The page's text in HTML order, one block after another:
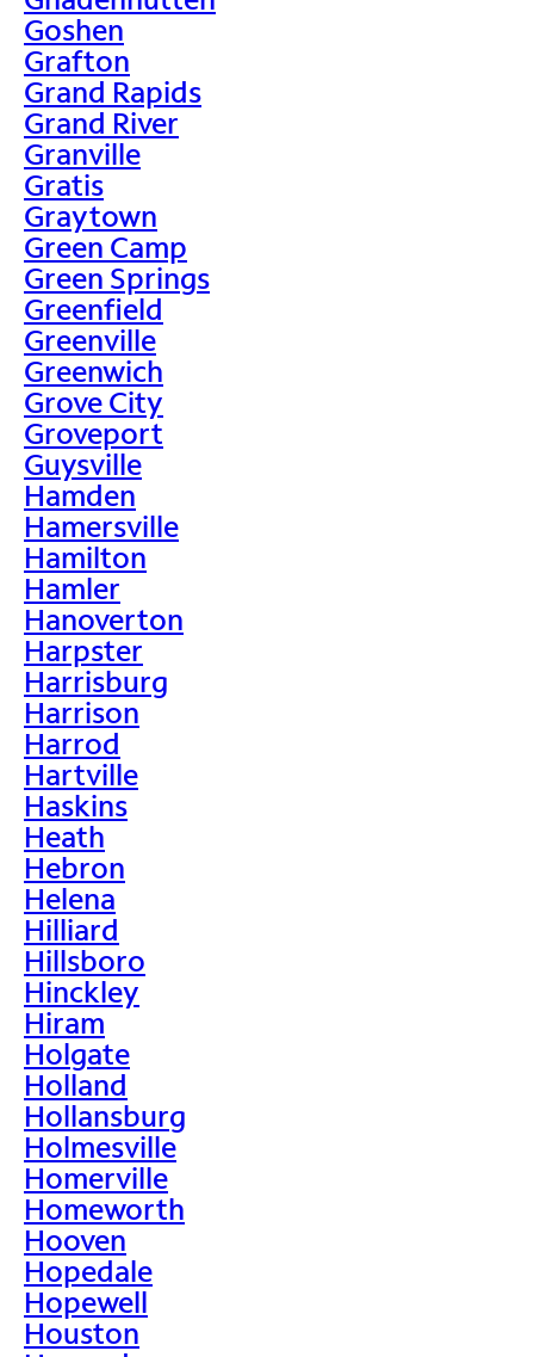
Goshen
Grafton
Grand Rapids
Grand River
Granville
Gratis
Graytown
Green Camp
Green Springs
Greenfield
Greenville
Greenwich
Grove City
Groveport
Guysville
Hamden
Hamersville
Hamilton
Hamler
Hanoverton
Harpster
Harrisburg
Harrison
Harrod
Hartville
Haskins
Heath
Hebron
Helena
Hilliard
Hillsboro
Hinckley
Hiram
Holgate
Holland
Hollansburg
Holmesville
Homerville
Homeworth
Hooven
Hopedale
Hopewell
Houston